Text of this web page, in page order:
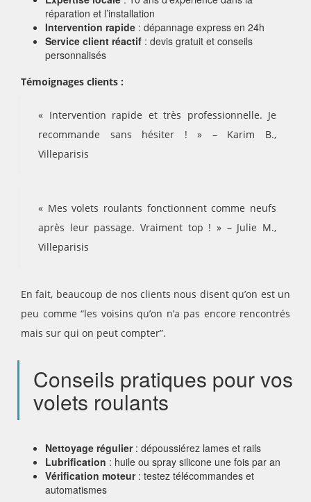
réparation et l’installation
Intervention rapide : dépannage express en 24h
Service client réactif : devis gratuit et conseils
personnalisés
Témoignages clients :
« Intervention rapide et très professionnelle. Je
recommande sans hésiter ! » – Karim B.,
Villeparisis
« Mes volets roulants fonctionnent comme neufs
après leur passage. Vraiment top ! » – Julie M.,
Villeparisis
En fait, beaucoup de nos clients nous disent qu’on est un
peu comme “les voisins qu’on n’a pas encore rencontrés
mais sur qui on peut compter”.
Conseils pratiques pour vos
volets roulants
Nettoyage régulier: dépoussiérez lames et rails
Lubrification : huile ou spray silicone une fois par an
Vérification moteur: testez télécommandes et
automatismes